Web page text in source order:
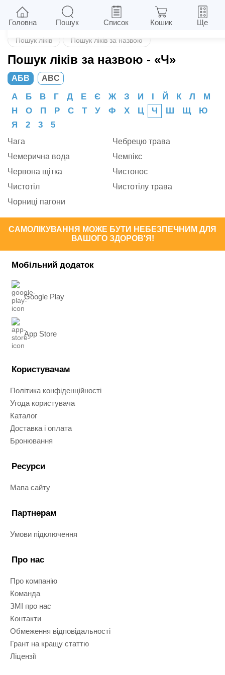
Назад
Пошук ліків Пошук ліків за назвою
Пошук ліків за назвою - «Ч»
АБВ ABC
А Б В Г Д Е Є Ж З И І Й К Л
М
Н
О П Р С Т У Ф Х Ц Ч Ш Щ
Ю
Я
2 3 5
Чага
Чебрецю трава
Чемерична вода
Чемпікс
Червона щітка
Чистонос
Чистотіл
Чистотілу трава
Чорниці пагони
САМОЛІКУВАННЯ МОЖЕ БУТИ НЕБЕЗПЕЧНИМ ДЛЯ
ВАШОГО ЗДОРОВ'Я!
Мобільний додаток
Google Play
App Store
Користувачам
Політика конфіденційності
Угода користувача
Каталог
Доставка і оплата
Бронювання
Ресурси
Мапа сайту
Партнерам
Умови підключення
Про нас
Про компанію
Команда
ЗМІ про нас
Контакти
Обмеження відповідальності
Грант на кращу статтю
Ліцензії
Головна Пошук Список Кошик Ще